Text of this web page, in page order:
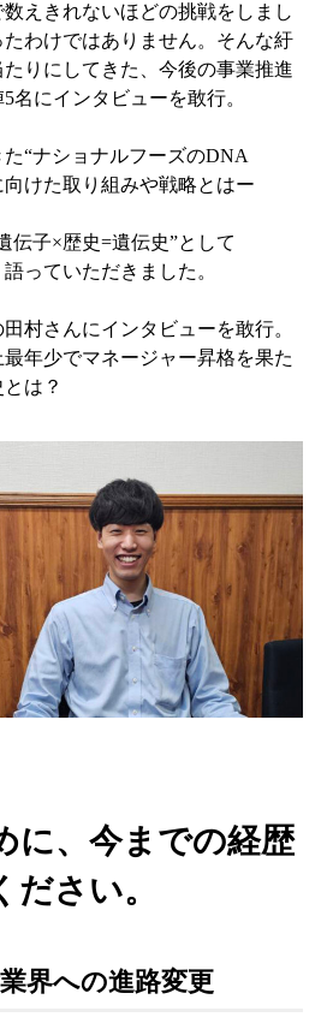
えきれないほどの挑戦をしまし
わけではありません。そんな紆
りにしてきた、今後の事業推進
名にインタビューを敢行。
“ナショナルフーズのDNA
けた取り組みや戦略とはー
伝子×歴史=遺伝史”として
っていただきました。
村さんにインタビューを敢行。
年少でマネージャー昇格を果た
は？
に、今までの経歴
ださい。
界への進路変更